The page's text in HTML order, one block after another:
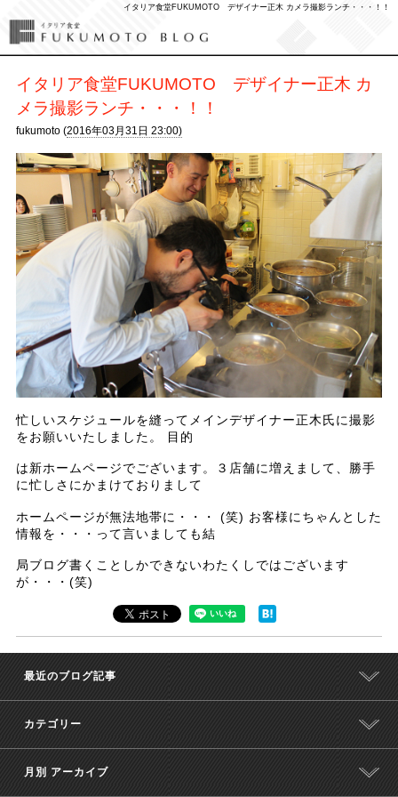
イタリア食堂FUKUMOTO デザイナー正木 カメラ撮影ランチ・・・！！
イタリア食堂FUKUMOTO デザイナー正木 カ
メラ撮影ランチ・・・！！
fukumoto (2016年03月31日 23:00)
忙しいスケジュールを縫ってメインデザイナー正木氏に撮影
をお願いいたしました。 目的
は新ホームページでございます。３店舗に増えまして、勝手
に忙しさにかまけておりまして
ホームページが無法地帯に・・・ (笑) お客様にちゃんとした
情報を・・・って言いましても結
局ブログ書くことしかできないわたくしではございます
が・・・(笑)
最近のブログ記事
カテゴリー
月別 アーカイブ